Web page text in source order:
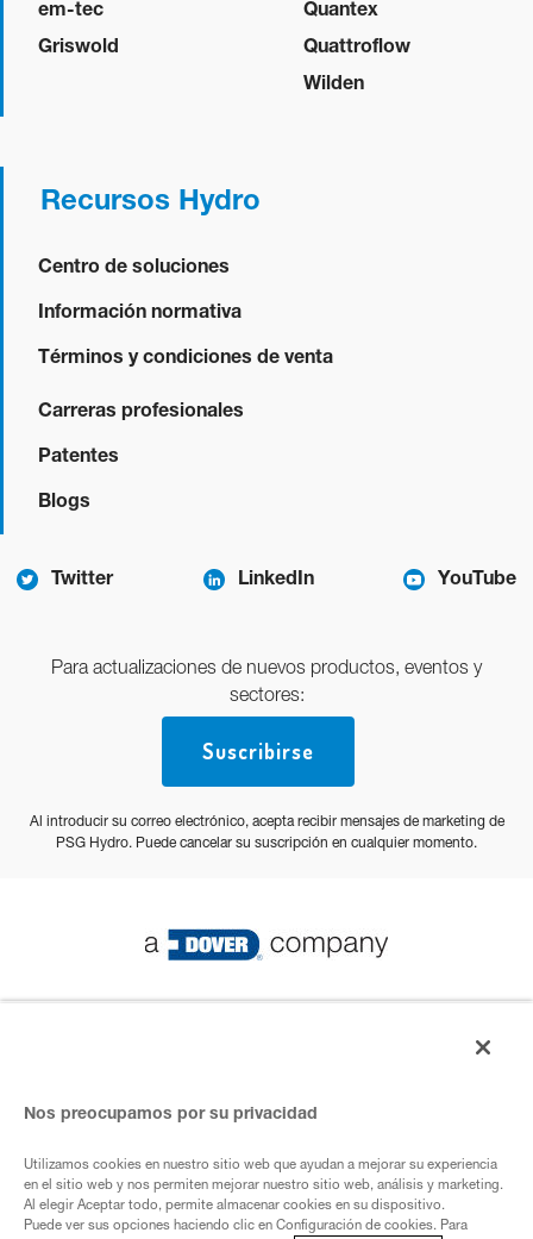
em-tec
Griswold
Quantex
Quattroflow
Wilden
Recursos Hydro
Centro de soluciones
Información normativa
Términos y condiciones de venta
Carreras profesionales
Patentes
Blogs
Twitter LinkedIn YouTube
Para actualizaciones de nuevos productos, eventos y
sectores:
Suscribirse
Al introducir su correo electrónico, acepta recibir mensajes de marketing de
PSG Hydro. Puede cancelar su suscripción en cualquier momento.
Empresa de ADover
Nos preocupamos por su privacidad
Utilizamos cookies en nuestro sitio web que ayudan a mejorar su experiencia
en el sitio web y nos permiten mejorar nuestro sitio web, análisis y marketing.
Al elegir Aceptar todo, permite almacenar cookies en su dispositivo.
Puede ver sus opciones haciendo clic en Configuración de cookies. Para